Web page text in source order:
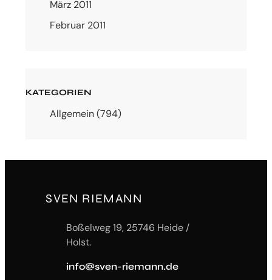
März 2011
Februar 2011
KATEGORIEN
Allgemein(794)
SVEN RIEMANN
Boßelweg 19, 25746 Heide /
Holst.
info@sven-riemann.de